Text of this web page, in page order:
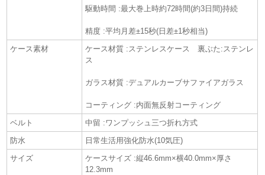
駆動時間 :最大巻上時約72時間(約3日間)持続
精度 :平均月差±15秒(日差±1秒相当)
ケース素材
ケース材質 :ステンレスケース 裏ぶた:ステンレ
ス
ガラス材質 :デュアルカーブサファイアガラス
コーティング :内面無反射コーティング
ベルト
中留 :ワンプッシュ三つ折れ方式
防水
日常生活用強化防水(10気圧)
サイズ
ケースサイズ :縦46.6mm×横40.0mm×厚さ
12.3mm